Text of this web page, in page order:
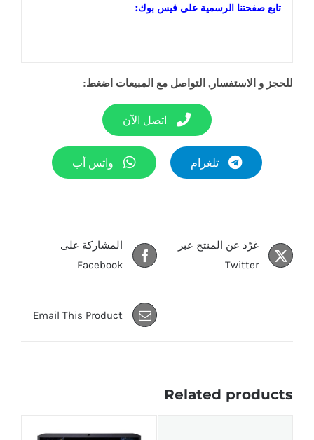
تابع صفحتنا الرسمية على فيس بوك:
للحجز و الاستفسار, التواصل مع المبيعات اضغط:
اتصل الآن
تلغرام واتس أب
المشاركة على
Facebook
غرّد عن المنتج عبر
Twitter
Email This Product
Related products